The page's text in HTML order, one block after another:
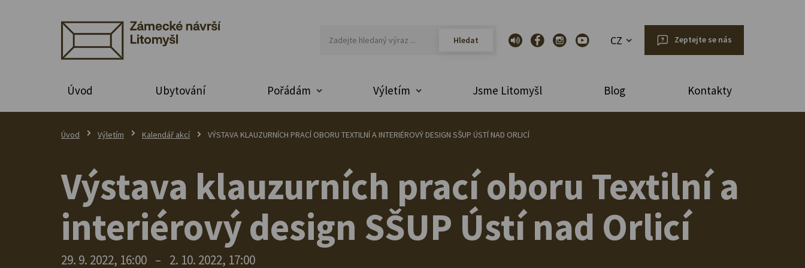
CZ Zeptejte se nás
Úvod Ubytování Pořádám Výletím Jsme Litomyšl Blog Kontakty
Úvod Výletím Kalendář akcí VÝSTAVA KLAUZURNÍCH PRACÍ OBORU TEXTILNÍ A INTERIÉROVÝ DESIGN SŠUP ÚSTÍ NAD ORLICÍ
Výstava klauzurních prací oboru Textilní a
interiérový design SŠUP Ústí nad Orlicí
29. 9. 2022, 16:00 – 2. 10. 2022, 17:00